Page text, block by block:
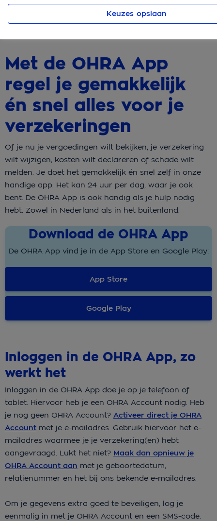
Met de OHRA App
regel je gemakkelijk
én snel alles voor je
verzekeringen
Of je nu je vergoedingen wilt bekijken, je verzekering
wilt wijzigen, kosten wilt declareren of schade wilt
melden. Je doet het gemakkelijk én snel zelf in onze
handige app. Het kan 24 uur per dag, waar je ook
bent. De OHRA App is ook handig als je hulp nodig
hebt. Zowel in Nederland als in het buitenland.
Download de OHRA App
De OHRA App vind je in de App Store en Google Play:
App Store
Google Play
Inloggen in de OHRA App, zo
werkt het
Inloggen in de OHRA App doe je op je telefoon of
tablet. Hiervoor heb je een OHRA Account nodig. Heb
je nog geen OHRA Account? Activeer direct je OHRA
Account met je e-mailadres. Gebruik hiervoor het e-
mailadres waarmee je je verzekering(en) hebt
aangevraagd. Lukt het niet? Maak dan opnieuw je
OHRA Account aan met je geboortedatum,
relatienummer en het bij ons bekende e-mailadres.
Om je gegevens extra goed te beveiligen, log je
eenmalig in met je OHRA Account en een SMS-code.
Keuzes opslaan